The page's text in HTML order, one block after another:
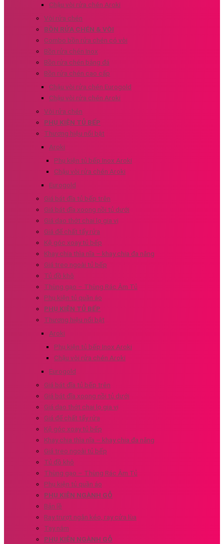
Chậu vòi rửa chén Aroki
Vòi rửa chén
BỒN RỬA CHÉN & VÒI
Combo bồn rửa chén có vòi
Bồn rửa chén Inox
Bồn rửa chén bằng đá
Bồn rửa chén cao cấp
Chậu vòi rửa chén Eurogold
Chậu vòi rửa chén Aroki
Vòi rửa chén
PHỤ KIỆN TỦ BẾP
Thương hiệu nổi bật
Aroki
Phụ kiện tủ bếp Inox Aroki
Chậu vòi rửa chén Aroki
Eurogold
Giá bát đĩa tủ bếp trên
Giá bát đĩa xoong nồi tủ dưới
Giá dao thớt chai lọ gia vị
Giá để chất tẩy rửa
Kệ góc xoay tủ bếp
Khay chia thìa nĩa – khay chia đa năng
Giá treo ngoài tủ bếp
Tủ đồ khô
Thùng gạo – Thùng Rác Âm Tủ
Phụ kiện tủ quần áo
PHỤ KIỆN TỦ BẾP
Thương hiệu nổi bật
Aroki
Phụ kiện tủ bếp Inox Aroki
Chậu vòi rửa chén Aroki
Eurogold
Giá bát đĩa tủ bếp trên
Giá bát đĩa xoong nồi tủ dưới
Giá dao thớt chai lọ gia vị
Giá để chất tẩy rửa
Kệ góc xoay tủ bếp
Khay chia thìa nĩa – khay chia đa năng
Giá treo ngoài tủ bếp
Tủ đồ khô
Thùng gạo – Thùng Rác Âm Tủ
Phụ kiện tủ quần áo
PHỤ KIỆN NGÀNH GỖ
Bản lề
Ray trượt ngăn kéo, ray cửa lùa
Tay nắm
PHỤ KIỆN NGÀNH GỖ